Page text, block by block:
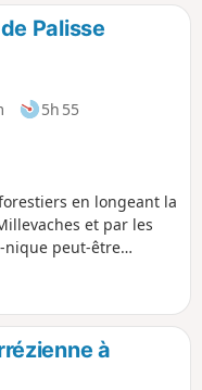
Palisse
5h 55
en longeant la
et par les
nique peut-être
à